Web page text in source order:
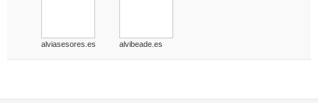
alviasesores.es alvibeade.es